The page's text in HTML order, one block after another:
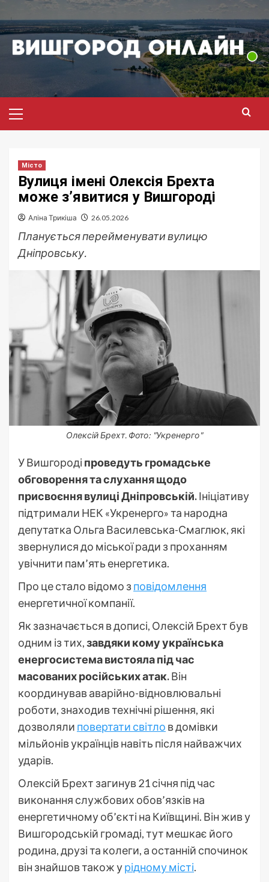
до
вмісту
меню
Місто
Вулиця імені Олексія Брехта
може з’явитися у Вишгороді
Аліна Трикіша 26.05.2026
Планується перейменувати вулицю
Дніпровську.
Олексій Брехт. Фото: "Укренерго"
У Вишгороді проведуть громадське
обговорення та слухання щодо
присвоєння вулиці Дніпровській.Ініціативу
підтримали НЕК «Укренерго» та народна
депутатка Ольга Василевська-Смаглюк, які
звернулися до міської ради з проханням
увічнити пам’ять енергетика.
Про це стало відомо з повідомлення
енергетичної компанії.
Як зазначається в дописі, Олексій Брехт був
одним із тих,завдяки кому українська
енергосистема вистояла під час
масованих російських атак.Він
координував аварійно-відновлювальні
роботи, знаходив технічні рішення, які
дозволяли повертати світло в домівки
мільйонів українців навіть після найважчих
ударів.
Олексій Брехт загинув 21 січня під час
виконання службових обов’язків на
енергетичному об’єкті на Київщині. Він жив у
Вишгородській громаді, тут мешкає його
родина, друзі та колеги, а останній спочинок
він знайшов також урідному місті.